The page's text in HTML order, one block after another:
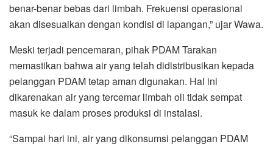
benar-benar bebas dari limbah. Frekuensi operasional
akan disesuaikan dengan kondisi di lapangan,” ujar Wawa.
Meski terjadi pencemaran, pihak PDAM Tarakan
memastikan bahwa air yang telah didistribusikan kepada
pelanggan PDAM tetap aman digunakan. Hal ini
dikarenakan air yang tercemar limbah oli tidak sempat
masuk ke dalam proses produksi di instalasi.
“Sampai hari ini, air yang dikonsumsi pelanggan PDAM